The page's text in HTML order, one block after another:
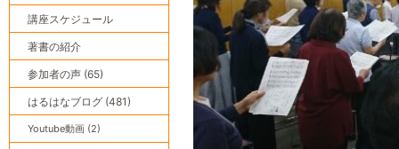
講座スケジュール
著書の紹介
参加者の声 (65)
はるはなブログ (481)
Youtube動画 (2)